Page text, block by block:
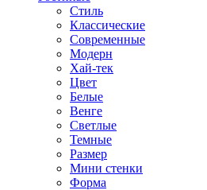
Стиль
Классические
Современные
Модерн
Хай-тек
Цвет
Белые
Венге
Светлые
Темные
Размер
Мини стенки
Форма